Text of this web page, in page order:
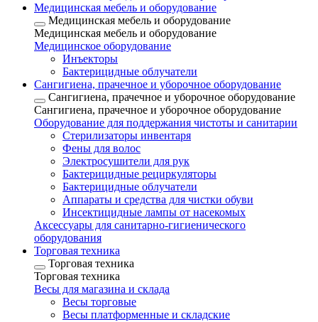
Медицинская мебель и оборудование
Медицинская мебель и оборудование
Медицинская мебель и оборудование
Медицинское оборудование
Инъекторы
Бактерицидные облучатели
Сангигиена, прачечное и уборочное оборудование
Сангигиена, прачечное и уборочное оборудование
Сангигиена, прачечное и уборочное оборудование
Оборудование для поддержания чистоты и санитарии
Стерилизаторы инвентаря
Фены для волос
Электросушители для рук
Бактерицидные рециркуляторы
Бактерицидные облучатели
Аппараты и средства для чистки обуви
Инсектицидные лампы от насекомых
Аксессуары для санитарно-гигиенического
оборудования
Торговая техника
Торговая техника
Торговая техника
Весы для магазина и склада
Весы торговые
Весы платформенные и складские